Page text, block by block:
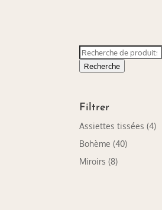
Recherche
pour :
Recherche
Filtrer
Assiettes tissées (4)
Bohème (40)
Miroirs (8)